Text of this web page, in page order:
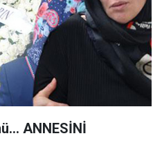
ANNESİNİ